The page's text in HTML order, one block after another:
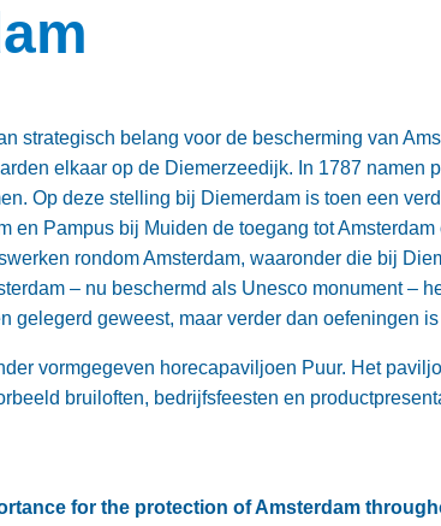
strategisch belang voor de bescherming van
elkaar op de Diemerzeedijk. In 1787 namen
Op deze stelling bij Diemerdam is toen een
en Pampus bij Muiden de toegang tot
rondom Amsterdam, waaronder die bij
– nu beschermd als Unesco monument –
gelegerd geweest, maar verder dan oefeningen
vormgegeven horecapaviljoen Puur. Het
bruiloften, bedrijfsfeesten en
for the protection of Amsterdam